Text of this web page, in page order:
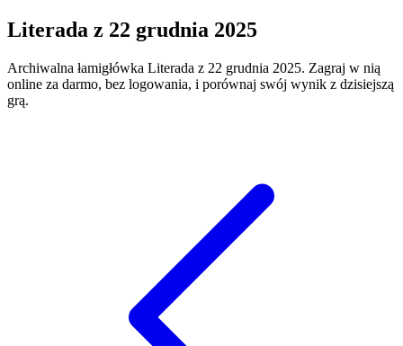
Literada z 22 grudnia 2025
Archiwalna łamigłówka Literada z 22 grudnia 2025. Zagraj w nią
online za darmo, bez logowania, i porównaj swój wynik z dzisiejszą
grą.